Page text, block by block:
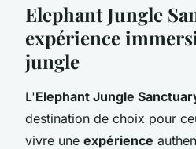
Elephant Jungle
expérience
jungle
L'Elephant Jungle
destination de choix pour
vivre une expérience